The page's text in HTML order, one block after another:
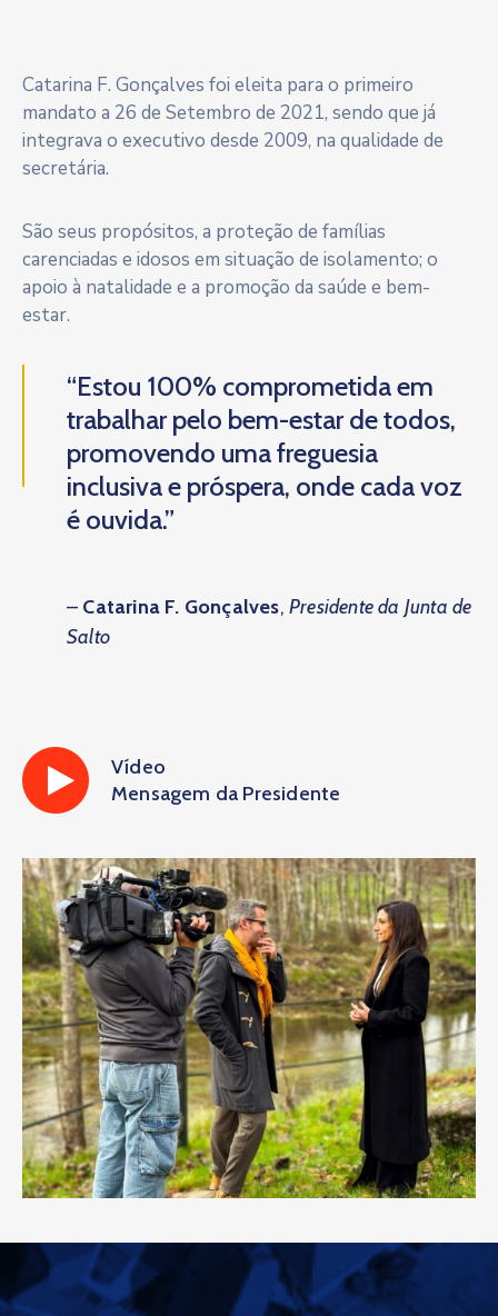
Catarina F. Gonçalves foi eleita para o primeiro
mandato a 26 de Setembro de 2021, sendo que já
integrava o executivo desde 2009, na qualidade de
secretária.
São seus propósitos, a proteção de famílias
carenciadas e idosos em situação de isolamento; o
apoio à natalidade e a promoção da saúde e bem-
estar.
“Estou 100% comprometida em
trabalhar pelo bem-estar de todos,
promovendo uma freguesia
inclusiva e próspera, onde cada voz
é ouvida.”
– Catarina F. Gonçalves, Presidente da Junta de
Salto
Vídeo
Mensagem da Presidente